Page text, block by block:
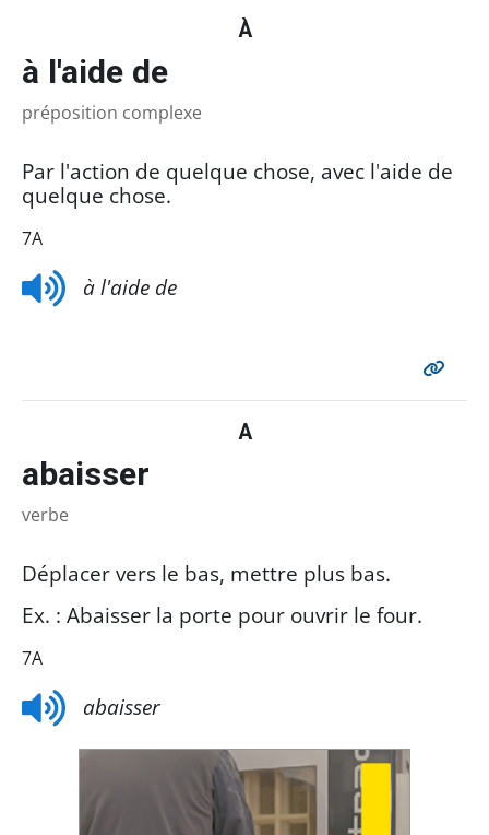
À
à l'aide de
préposition complexe
Par l'action de quelque chose, avec l'aide de
quelque chose.
7A
à l'aide de
A
abaisser
verbe
Déplacer vers le bas, mettre plus bas.
Ex. : Abaisser la porte pour ouvrir le four.
7A
abaisser